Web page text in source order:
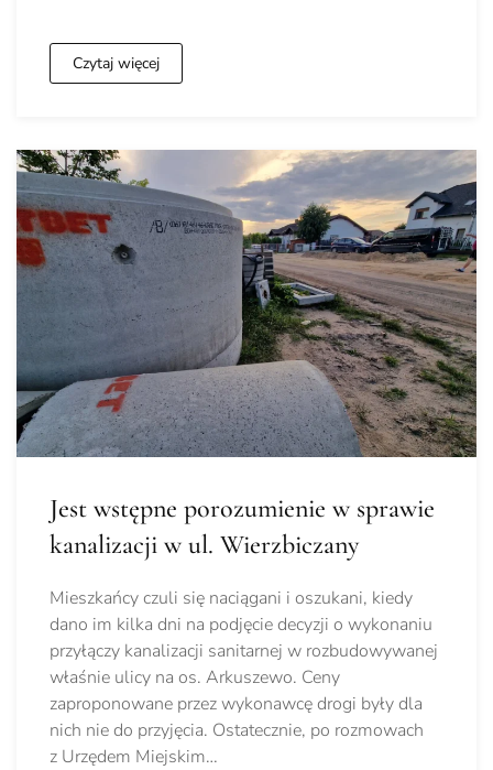
Czytaj więcej
Jest wstępne porozumienie w sprawie
kanalizacji w ul. Wierzbiczany
Mieszkańcy czuli się naciągani i oszukani, kiedy
dano im kilka dni na podjęcie decyzji o wykonaniu
przyłączy kanalizacji sanitarnej w rozbudowywanej
właśnie ulicy na os. Arkuszewo. Ceny
zaproponowane przez wykonawcę drogi były dla
nich nie do przyjęcia. Ostatecznie, po rozmowach
z Urzędem Miejskim…